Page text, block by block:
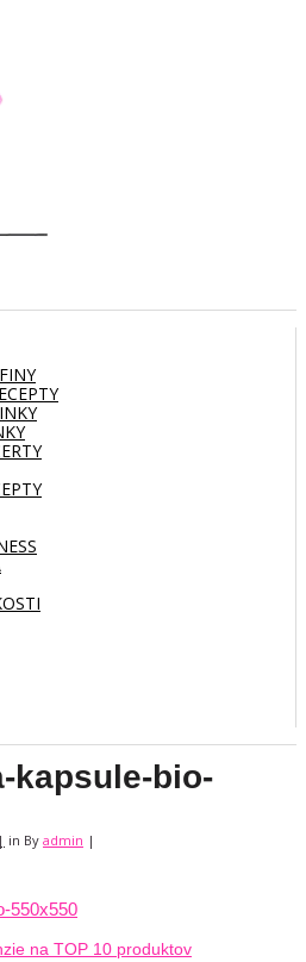
kapsule-bio-
in By admin |
na TOP 10 produktov